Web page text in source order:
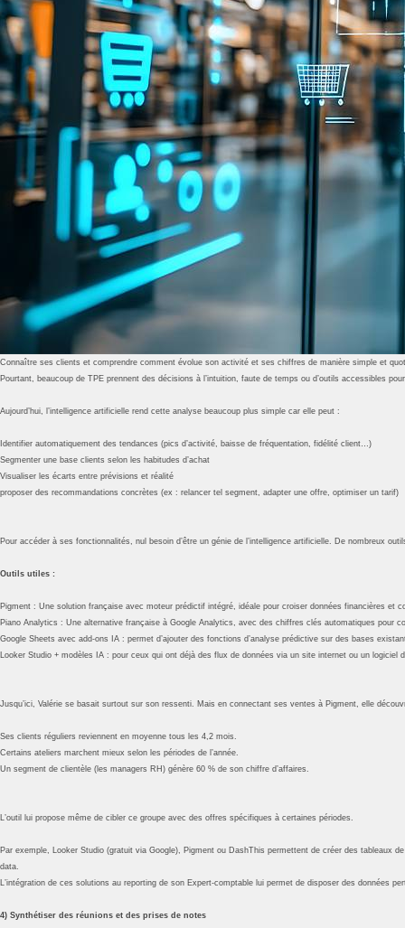
Connaître ses clients et comprendre comment évolue son activité et ses chiffres de manière simple et
Pourtant, beaucoup de TPE prennent des décisions à l’intuition, faute de temps ou d’outils accessibles
Aujourd’hui, l’intelligence artificielle rend cette analyse beaucoup plus simple car elle peut :
Identifier automatiquement des tendances (pics d’activité, baisse de fréquentation, fidélité client…)
Segmenter une base clients selon les habitudes d’achat
Visualiser les écarts entre prévisions et réalité
proposer des recommandations concrètes (ex : relancer tel segment, adapter une offre, optimiser un tarif)
Pour accéder à ses fonctionnalités, nul besoin d’être un génie de l’intelligence artificielle. De nombreux
Outils utiles :
Pigment : Une solution française avec moteur prédictif intégré, idéale pour croiser données financières et
Piano Analytics : Une alternative française à Google Analytics, avec des chiffres clés automatiques pour
Google Sheets avec add-ons IA : permet d’ajouter des fonctions d’analyse prédictive sur des bases
Looker Studio + modèles IA : pour ceux qui ont déjà des flux de données via un site internet ou un
Jusqu’ici, Valérie se basait surtout sur son ressenti. Mais en connectant ses ventes à Pigment, elle
Ses clients réguliers reviennent en moyenne tous les 4,2 mois.
Certains ateliers marchent mieux selon les périodes de l’année.
Un segment de clientèle (les managers RH) génère 60 % de son chiffre d’affaires.
L’outil lui propose même de cibler ce groupe avec des offres spécifiques à certaines périodes.
Par exemple, Looker Studio (gratuit via Google), Pigment ou DashThis permettent de créer des
data.
L’intégration de ces solutions au reporting de son Expert-comptable lui permet de disposer des données
4) Synthétiser des réunions et des prises de notes